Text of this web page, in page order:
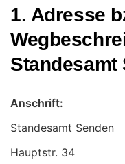
1. Adresse
Standesamt
Anschrift:
Standesamt Senden